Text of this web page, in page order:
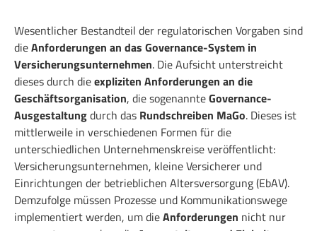
Wesentlicher Bestandteil der regulatorischen Vorgaben sind
dieAnforderungen an das Governance-System in
Versicherungsunternehmen. Die Aufsicht unterstreicht
dieses durch dieexpliziten Anforderungen an die
Geschäftsorganisation, die sogenannteGovernance-
Ausgestaltungdurch das Rundschreiben MaGo. Dieses ist
mittlerweile in verschiedenen Formen für die
unterschiedlichen Unternehmenskreise veröffentlicht:
Versicherungsunternehmen, kleine Versicherer und
Einrichtungen der betrieblichen Altersversorgung (EbAV).
Demzufolge müssen Prozesse und Kommunikationswege
implementiert werden, um dieAnforderungen nicht nur